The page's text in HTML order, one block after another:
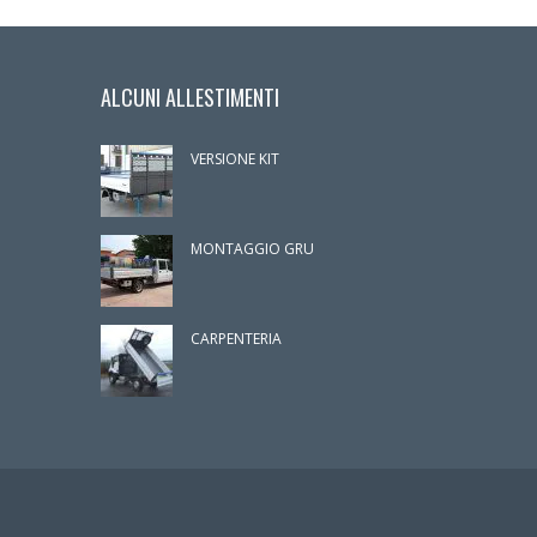
ALCUNI ALLESTIMENTI
VERSIONE KIT
MONTAGGIO GRU
CARPENTERIA